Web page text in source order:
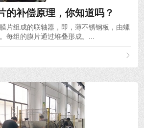
的补偿原理，你知道吗？
片组成的联轴器，即，薄不锈钢板，由螺
每组的膜片通过堆叠形成。...